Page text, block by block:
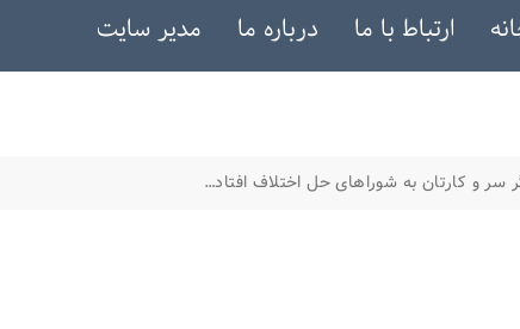
ارتباط با ما درباره ما مدیر سایت
سر و کارتان به شوراهای حل اختلاف افتاد…